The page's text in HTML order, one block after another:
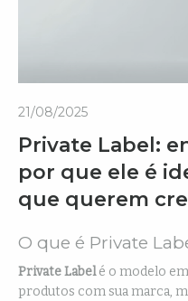
21/08/2025
Private Label:
por que ele é
que querem
O que é Private
Private Labelé o modelo
produtos com sua marca,